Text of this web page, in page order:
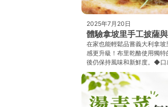
2025年7月20日
體驗拿坡里手工披薩
在家也能輕鬆品嘗義大利拿
感更升級！布里乾酪使用獨
後仍保持風味和新鮮度。◆口